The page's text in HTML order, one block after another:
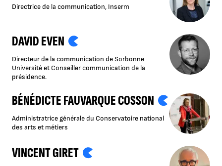
Directrice de la communication, Inserm
DAVID EVEN
Directeur de la communication de Sorbonne
Université et Conseiller communication de la
présidence.
BÉNÉDICTE FAUVARQUE COSSON
Administratrice générale du Conservatoire national
des arts et métiers
VINCENT GIRET